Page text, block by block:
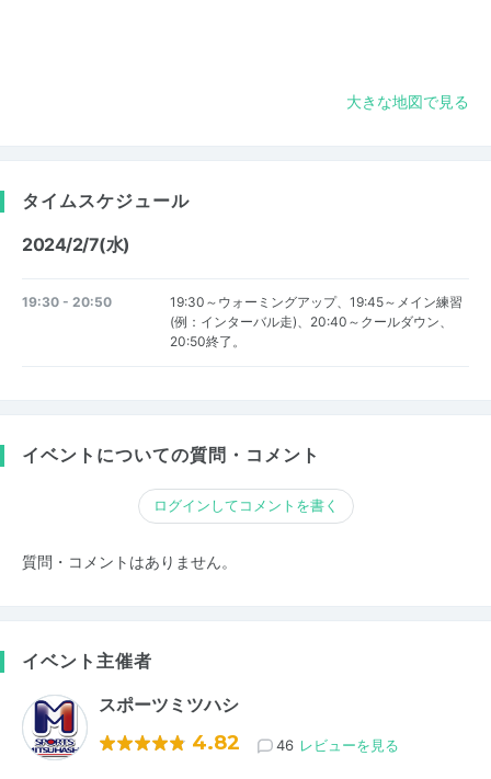
大きな地図で見る
タイムスケジュール
2024/2/7(水)
19:30 - 20:50
19:30～ウォーミングアップ、19:45～メイン練習
(例：インターバル走)、20:40～クールダウン、
20:50終了。
イベントについての質問・コメント
ログインしてコメントを書く
質問・コメントはありません。
イベント主催者
スポーツミツハシ
4.82 46 レビューを見る